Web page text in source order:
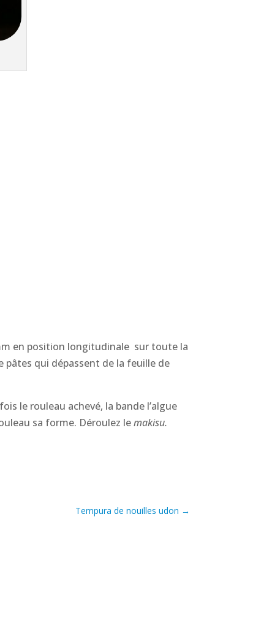
en position longitudinale sur toute la
pâtes qui dépassent de la feuille de
le rouleau achevé, la bande l’algue
sa forme. Déroulez lemakisu.
Tempura de nouilles udon →